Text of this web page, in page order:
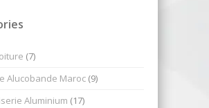
(7)
Alucobande Maroc (9)
Aluminium (17)